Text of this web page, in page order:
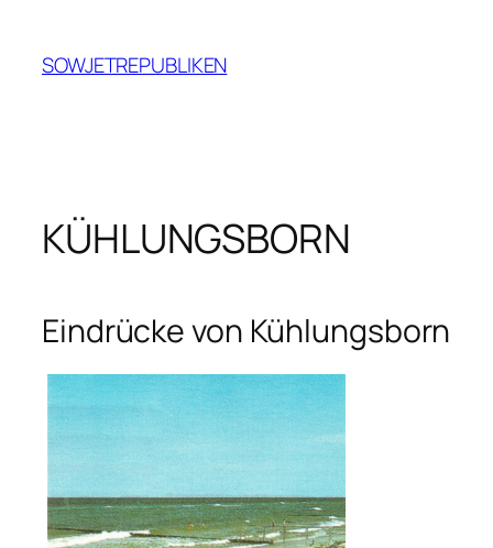
springen
SOWJETREPUBLIKEN
KÜHLUNGSBORN
Eindrücke von Kühlungsborn